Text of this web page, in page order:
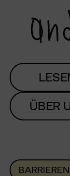
ÜBER
BARRIEREN